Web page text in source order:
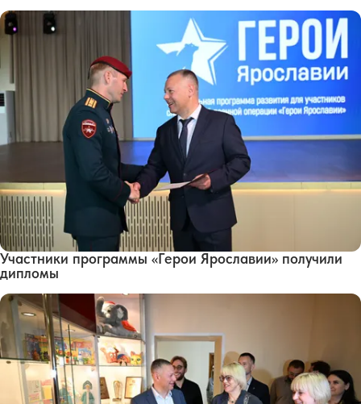
Участники программы «Герои Ярославии» получили
дипломы